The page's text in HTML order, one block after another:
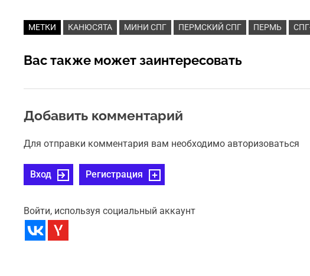
МЕТКИ КАНЮСЯТА МИНИ СПГ ПЕРМСКИЙ СПГ ПЕРМЬ
Вас также может заинтересовать
Добавить комментарий
Для отправки комментария вам необходимо авторизоваться
Вход Регистрация
Войти, используя социальный аккаунт